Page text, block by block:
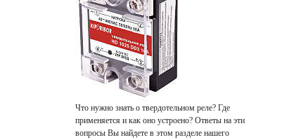
Что нужно знать о твердотельном реле? Где
применяется и как оно устроено? Ответы на эти
вопросы Вы найдете в этом разделе нашего